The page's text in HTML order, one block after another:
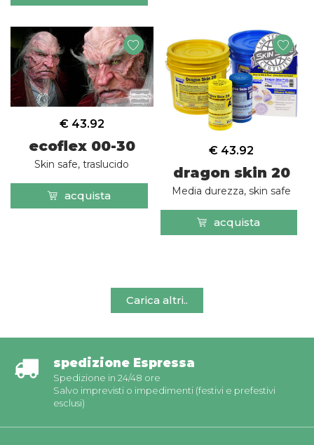
ecoflex 00-30
Skin safe, traslucido
€ 43.92
acquista
dragon skin 20
Media durezza, skin safe
€ 43.92
acquista
Carica altri..
spedizione Espressa
Spedizione in 24/48 ore
Salvo imprevisti o impedimenti (festivi e prefestivi
esclusi)